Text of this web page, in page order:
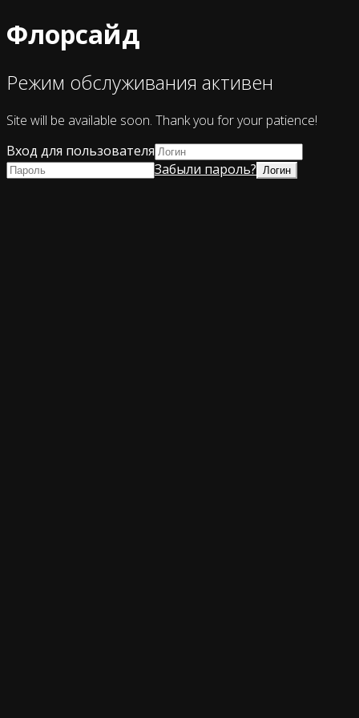
Флорсайд
Режим обслуживания активен
Site will be available soon. Thank you for your patience!
Вход для пользователя
Забыли пароль?